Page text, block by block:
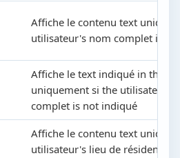
Affiche le contenu text
utilisateur's nom complet is
Affiche le text indiqué in the
uniquement si the utilisateur's
complet is not indiqué
Affiche le contenu text
utilisateur's lieu de résidence